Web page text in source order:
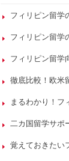
フィリピン留学
フィリピン留学
フィリピン留学
徹底比較！欧米
まるわかり！フ
二カ国留学サポ
覚えておきたい